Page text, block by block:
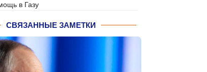
в Газу
СВЯЗАННЫЕ ЗАМЕТКИ